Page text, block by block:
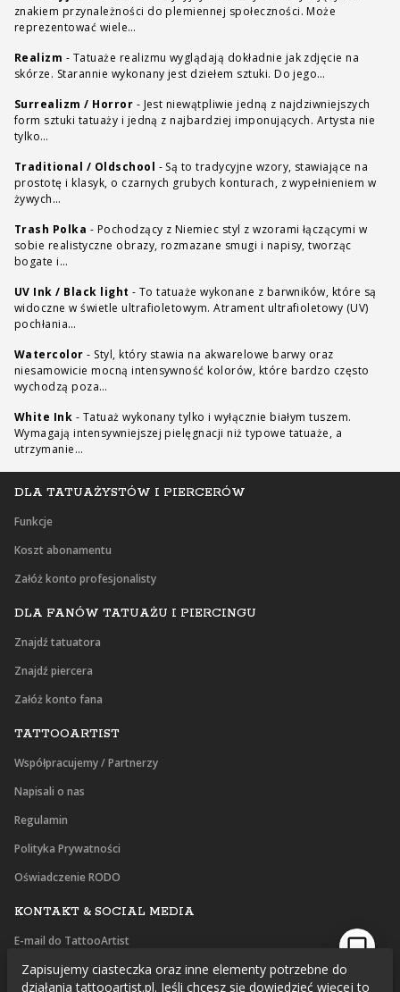
DLA TATUAŻYSTÓW I PIERCERÓW
Funkcje
Koszt abonamentu
Załóż konto profesjonalisty
DLA FANÓW TATUAŻU I PIERCINGU
Znajdź tatuatora
Znajdź piercera
Załóż konto fana
TATTOOARTIST
Współpracujemy / Partnerzy
Napisali o nas
Regulamin
Polityka Prywatności
Oświadczenie RODO
KONTAKT & SOCIAL MEDIA
E-mail do TattooArtist
Facebook
znakiem przynależności do plemiennej społeczności. Może
reprezentować wiele…
Realizm - Tatuaże realizmu wyglądają dokładnie jak zdjęcie na
skórze. Starannie wykonany jest dziełem sztuki. Do jego…
Surrealizm / Horror - Jest niewątpliwie jedną z najdziwniejszych
form sztuki tatuaży i jedną z najbardziej imponujących. Artysta nie
tylko…
Traditional / Oldschool - Są to tradycyjne wzory, stawiające na
prostotę i klasyk, o czarnych grubych konturach, z wypełnieniem w
żywych…
Trash Polka - Pochodzący z Niemiec styl z wzorami łączącymi w
sobie realistyczne obrazy, rozmazane smugi i napisy, tworząc
bogate i…
UV Ink / Black light - To tatuaże wykonane z barwników, które są
widoczne w świetle ultrafioletowym. Atrament ultrafioletowy (UV)
pochłania…
Watercolor - Styl, który stawia na akwarelowe barwy oraz
niesamowicie mocną intensywność kolorów, które bardzo często
wychodzą poza…
White Ink - Tatuaż wykonany tylko i wyłącznie białym tuszem.
Wymagają intensywniejszej pielęgnacji niż typowe tatuaże, a
utrzymanie…
Zapisujemy ciasteczka oraz inne elementy potrzebne do
działania tattooartist.pl. Jeśli chcesz się dowiedzieć więcej to